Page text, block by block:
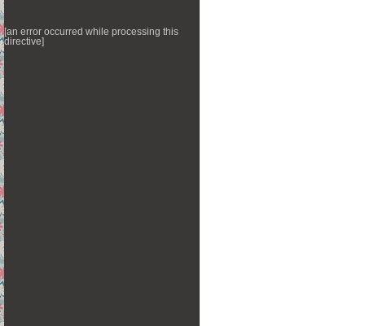
[an error occurred while processing this
directive]